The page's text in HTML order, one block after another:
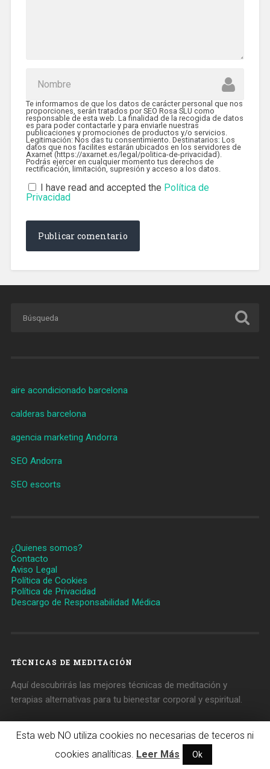
Te informamos de que los datos de carácter personal que nos
proporciones, serán tratados por SEO Rosa SLU como
responsable de esta web. La finalidad de la recogida de datos
es para poder contactarle y para enviarle nuestras
publicaciones y promociones de productos y/o servicios.
Legitimación: Nos das tu consentimiento. Destinatarios: Los
datos que nos facilites estarán ubicados en los servidores de
Axarnet (https://axarnet.es/legal/politica-de-privacidad).
Podrás ejercer en cualquier momento tus derechos de
rectificación, limitación, supresión y acceso a los datos.
I have read and accepted the Política de
Privacidad
aire acondicionado barcelona
calderas barcelona
agencia marketing Andorra
SEO Andorra
SEO escorts
¿Quienes somos?
Contacto
Aviso Legal
Política de Cookies
Política de Privacidad
Descargo de Responsabilidad Médica
TÉCNICAS DE MEDITACIÓN
Aquí descubrirás las mejores técnicas de meditación y
terapias alternativas para tu bienestar corporal y espiritual.
DIARIO DE NOTICIAS SOBRE SALUD
CLINICA-UNR.ORG
Esta web NO utiliza cookies no necesarias de teceros ni
cookies analíticas. Leer Más Ok